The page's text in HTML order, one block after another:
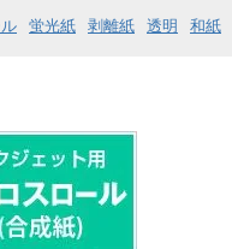
蛍光紙 剥離紙 透明 和紙